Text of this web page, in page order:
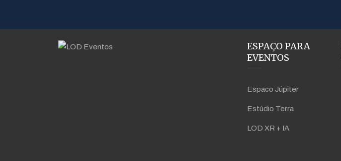
ESPAÇO PARA
EVENTOS
Espaco Júpiter
Estúdio Terra
LOD XR + IA